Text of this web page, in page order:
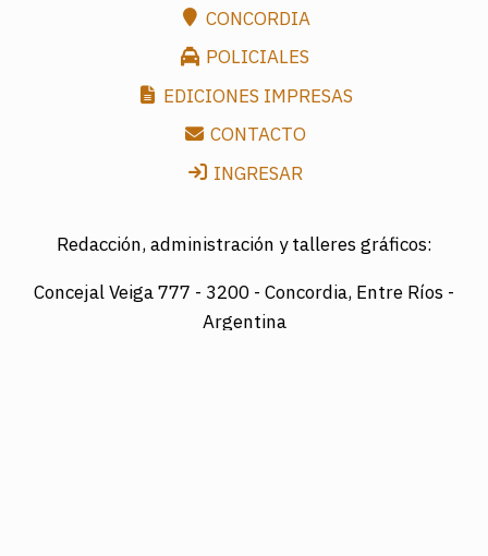
CONCORDIA
POLICIALES
EDICIONES IMPRESAS
CONTACTO
INGRESAR
Redacción, administración y talleres gráficos:
Concejal Veiga 777 - 3200 - Concordia, Entre Ríos -
Argentina